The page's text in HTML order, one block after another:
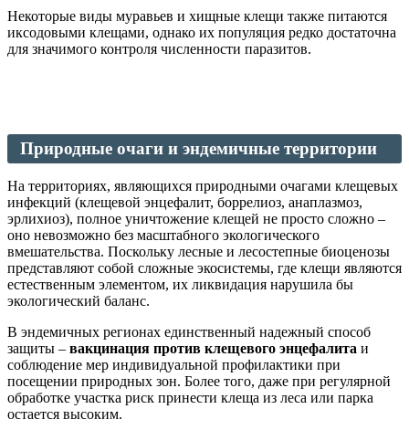
Некоторые виды муравьев и хищные клещи также питаются
иксодовыми клещами, однако их популяция редко достаточна
для значимого контроля численности паразитов.
Природные очаги и эндемичные территории
На территориях, являющихся природными очагами клещевых
инфекций (клещевой энцефалит, боррелиоз, анаплазмоз,
эрлихиоз), полное уничтожение клещей не просто сложно –
оно невозможно без масштабного экологического
вмешательства. Поскольку лесные и лесостепные биоценозы
представляют собой сложные экосистемы, где клещи являются
естественным элементом, их ликвидация нарушила бы
экологический баланс.
В эндемичных регионах единственный надежный способ
защиты – вакцинация против клещевого энцефалита и
соблюдение мер индивидуальной профилактики при
посещении природных зон. Более того, даже при регулярной
обработке участка риск принести клеща из леса или парка
остается высоким.